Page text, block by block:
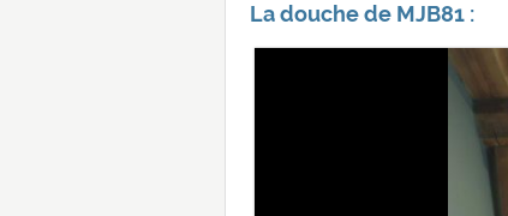
La douche de MJB81 :